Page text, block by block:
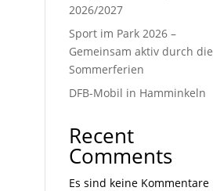
2026/2027
Sport im Park 2026 –
Gemeinsam aktiv durch die
Sommerferien
DFB-Mobil in Hamminkeln
Recent
Comments
Es sind keine Kommentare